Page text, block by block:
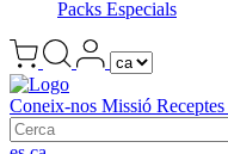
Packs Especials
Coneix-nos Missió Receptes